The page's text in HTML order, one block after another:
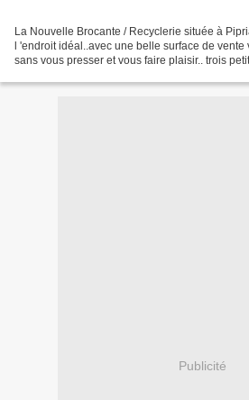
La Nouvelle Brocante / Recyclerie située à
l 'endroit idéal..avec une belle surface de
sans vous presser et vous faire plaisir.. trois
Publicité